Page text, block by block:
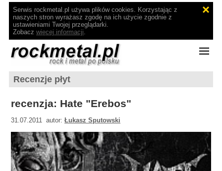
Serwis rockmetal.pl używa plików cookies. Korzystając z
naszych stron wyrażasz zgodę na ich użycie zgodnie z
ustawieniami Twojej przeglądarki.
Zobacz więcej informacji.
Recenzje płyt
recenzja: Hate "Erebos"
31.07.2011 autor:Łukasz Sputowski